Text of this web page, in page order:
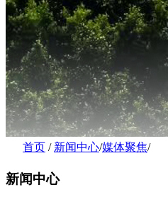
首页 / 新闻中心/媒体聚焦/
新闻中心